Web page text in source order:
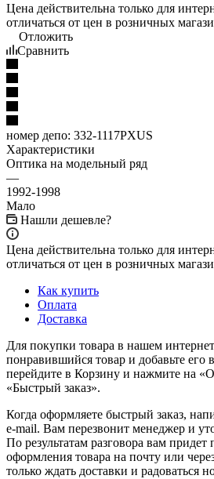
Цена действительна только для
отличаться от цен в розничных
Отложить
Сравнить
номер депо: 332-1117PXUS
Характеристики
Оптика на модельный ряд
—
1992-1998
Мало
Нашли дешевле?
Цена действительна только для
отличаться от цен в розничных
Как купить
Оплата
Доставка
Для покупки товара в нашем
понравившийся товар и добавьте его
перейдите в Корзину и нажмите на
«Быстрый заказ».
Когда оформляете быстрый заказ,
e-mail. Вам перезвонит менеджер и
По результатам разговора вам придет
оформления товара на почту или
только ждать доставки и радоваться